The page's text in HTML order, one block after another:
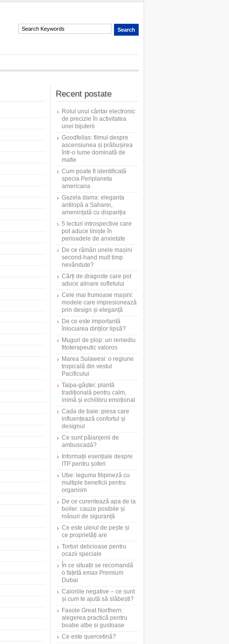
Recent postate
Rolul unui cântar electronic
de precizie în activitatea
unei bijuterii
Goodfellas: filmul despre
ascensiunea și prăbușirea
într-o lume dominată de
mafie
Cum poate fi identificată
specia Periplaneta
americana
Gazela dama: eleganta
antilopă a Saharei,
amenințată cu dispariția
5 lecturi introspective care
pot aduce liniște în
perioadele de anxietate
De ce rămân unele mașini
second-hand mult timp
nevândute?
Cărți de dragoste care pot
aduce alinare sufletului
Cele mai frumoase mașini:
modele care impresionează
prin design și eleganță
De ce este importantă
înlocuirea dinților lipsă?
Muguri de plop: un remediu
fitoterapeutic valoros
Marea Sulawesi: o regiune
tropicală din vestul
Pacificului
Talpa-gâștei: plantă
tradițională pentru calm,
inimă și echilibru emoțional
Cada de baie: piesa care
influențează confortul și
designul
Ce sunt păianjenii de
ambuscadă?
Informații esențiale despre
ITP pentru șoferi
Ube: leguma filipineză cu
multiple beneficii pentru
organism
De ce curentează apa de la
boiler: cauze posibile și
măsuri de siguranță
Ce este uleiul de pește și
ce proprietăți are
Torturi delicioase pentru
ocazii speciale
În ce situații se recomandă
o fațetă emax Premium
Dubai
Caloriile negative – ce sunt
și cum te ajută să slăbești?
Fasole Great Northern:
alegerea practică pentru
boabe albe si gustoase
Ce este quercetină?